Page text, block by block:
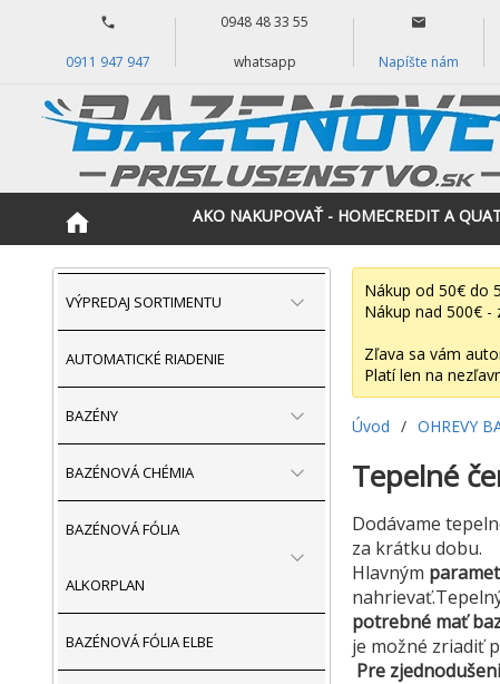
0911 947 947
0948 48 33 55
whatsapp Napíšte nám
AKO NAKUPOVAŤ - HOMECREDIT A
VÝPREDAJ SORTIMENTU
AUTOMATICKÉ RIADENIE
BAZÉNY
BAZÉNOVÁ CHÉMIA
BAZÉNOVÁ FÓLIA
ALKORPLAN
BAZÉNOVÁ FÓLIA ELBE
Nákup od 50€ do
Nákup nad 500€ -
Zľava sa vám
Platí len na
Úvod / OHREVY
Tepelné
Dodávame
za krátku dobu.
Hlavným
potrebné mať
je možné zriadiť
Pre